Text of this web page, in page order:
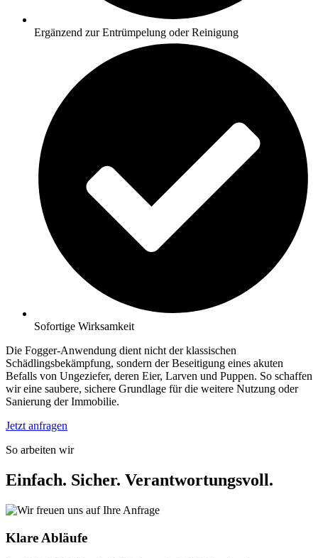
Ergänzend zur Entrümpelung oder Reinigung
Sofortige Wirksamkeit
Die Fogger-Anwendung dient nicht der klassischen
Schädlingsbekämpfung, sondern der Beseitigung eines akuten
Befalls von Ungeziefer, deren Eier, Larven und Puppen. So schaffen
wir eine saubere, sichere Grundlage für die weitere Nutzung oder
Sanierung der Immobilie.
Jetzt anfragen
So arbeiten wir
Einfach. Sicher. Verantwortungsvoll.
Klare Abläufe